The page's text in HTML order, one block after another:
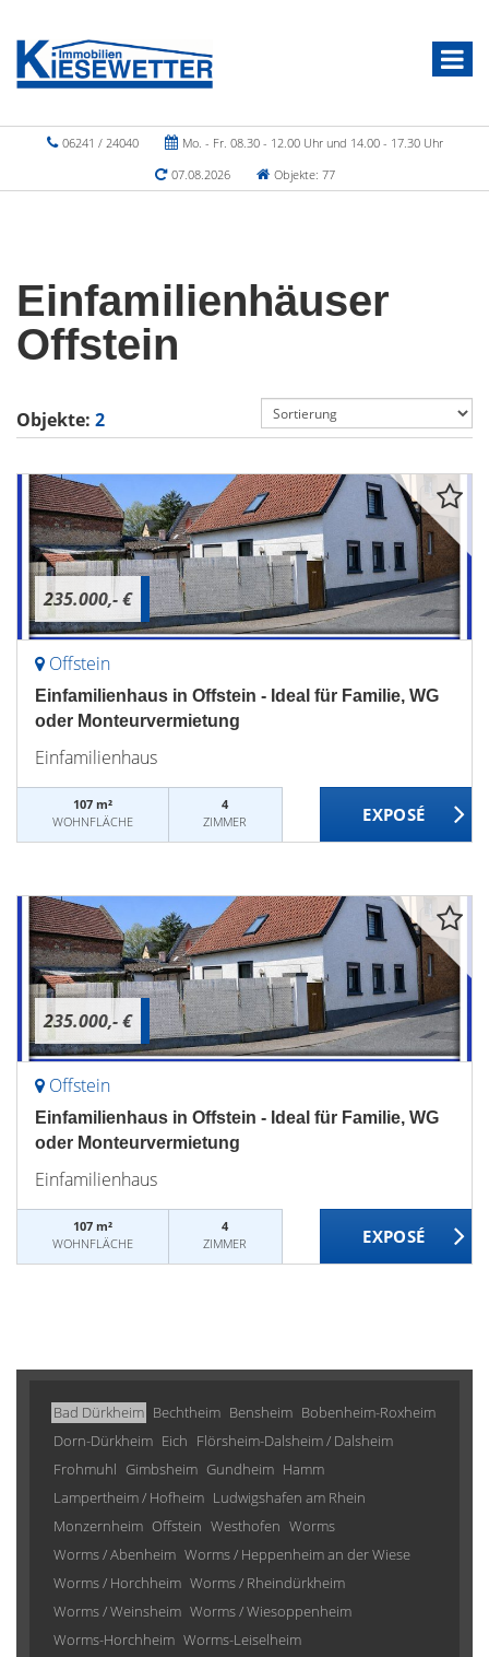
06241 / 24040
Mo. - Fr. 08.30 - 12.00 Uhr und 14.00 - 17.30 Uhr
07.08.2026
Objekte: 77
Einfamilienhäuser
Offstein
Objekte: 2
235.000,- €
Offstein
Einfamilienhaus in Offstein - Ideal für Familie, WG
oder Monteurvermietung
Einfamilienhaus
107 m²
WOHNFLÄCHE
4
ZIMMER
235.000,- €
Offstein
Einfamilienhaus in Offstein - Ideal für Familie, WG
oder Monteurvermietung
Einfamilienhaus
107 m²
WOHNFLÄCHE
4
ZIMMER
Bad Dürkheim Bechtheim Bensheim Bobenheim-Roxheim
Dorn-Dürkheim Eich Flörsheim-Dalsheim / Dalsheim
Frohmuhl Gimbsheim Gundheim Hamm
Lampertheim / Hofheim Ludwigshafen am Rhein
Monzernheim Offstein Westhofen Worms
Worms / Abenheim Worms / Heppenheim an der Wiese
Worms / Horchheim Worms / Rheindürkheim
Worms / Weinsheim Worms / Wiesoppenheim
Worms-Horchheim Worms-Leiselheim